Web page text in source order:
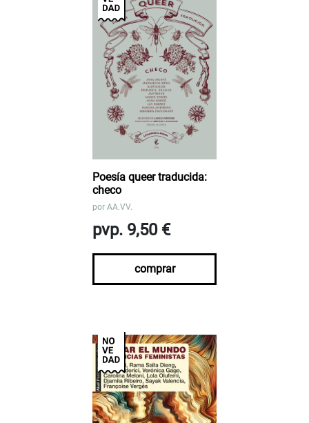
Poesía queer traducida:
checo
por AA.VV.
pvp. 9,50 €
comprar